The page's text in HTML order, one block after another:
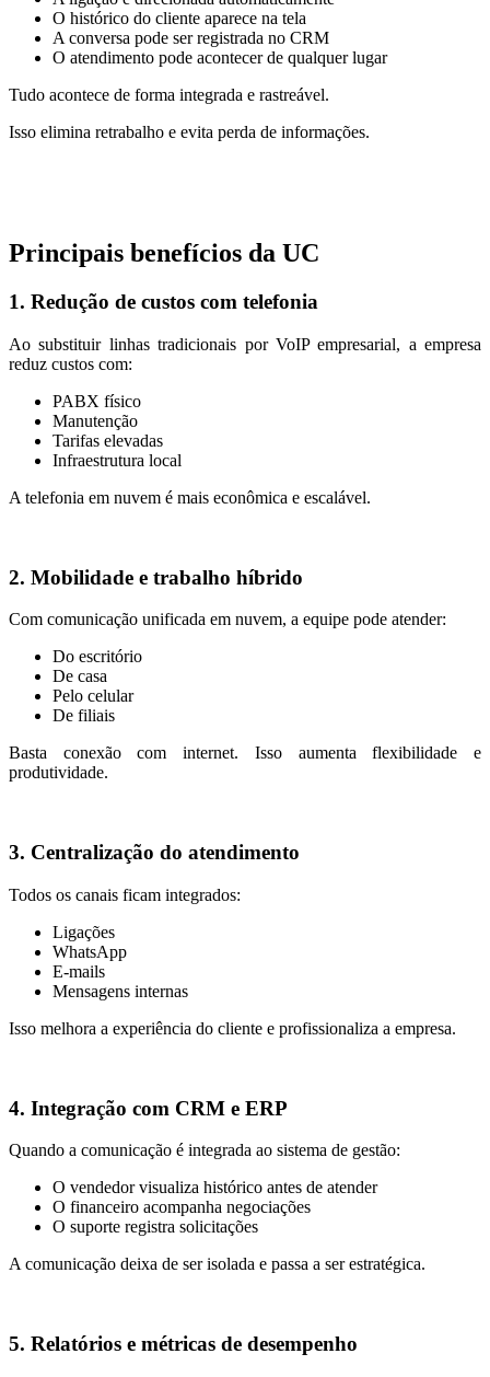
O histórico do cliente aparece na tela
A conversa pode ser registrada no CRM
O atendimento pode acontecer de qualquer lugar
Tudo acontece de forma integrada e rastreável.
Isso elimina retrabalho e evita perda de informações.
Principais benefícios da UC
1. Redução de custos com telefonia
Ao substituir linhas tradicionais por VoIP empresarial, a empresa
reduz custos com:
PABX físico
Manutenção
Tarifas elevadas
Infraestrutura local
A telefonia em nuvem é mais econômica e escalável.
2. Mobilidade e trabalho híbrido
Com comunicação unificada em nuvem, a equipe pode atender:
Do escritório
De casa
Pelo celular
De filiais
Basta conexão com internet. Isso aumenta flexibilidade e
produtividade.
3. Centralização do atendimento
Todos os canais ficam integrados:
Ligações
WhatsApp
E-mails
Mensagens internas
Isso melhora a experiência do cliente e profissionaliza a empresa.
4. Integração com CRM e ERP
Quando a comunicação é integrada ao sistema de gestão:
O vendedor visualiza histórico antes de atender
O financeiro acompanha negociações
O suporte registra solicitações
A comunicação deixa de ser isolada e passa a ser estratégica.
5. Relatórios e métricas de desempenho